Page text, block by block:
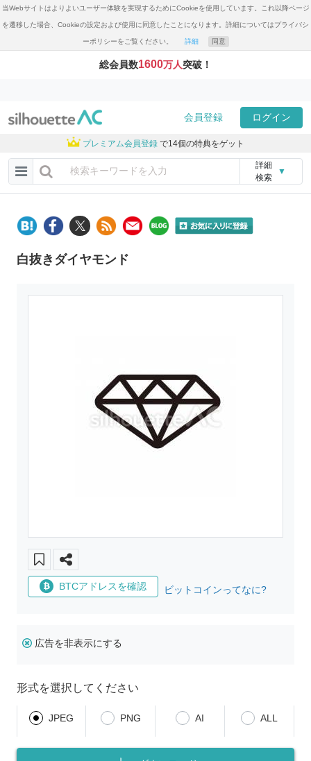
当Webサイトはよりよいユーザー体験を実現するためにCookieを使用しています。これ以降ページ
を遷移した場合、Cookieの設定および使用に同意したことになります。詳細についてはプライバシ
ーポリシーをご覧ください。 詳細 同意
総会員数1600万人突破！
会員登録 ログイン
プレミアム会員登録 で14個の特典をゲット
詳細
検索
▼
白抜きダイヤモンド
BTCアドレスを確認 ビットコインってなに?
広告を非表示にする
形式を選択してください
JPEG PNG AI ALL